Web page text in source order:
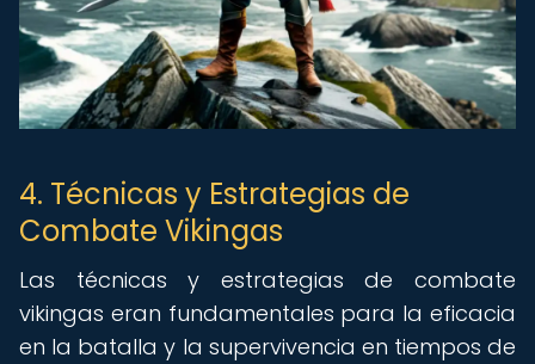
4. Técnicas y Estrategias de
Combate Vikingas
Las técnicas y estrategias de combate
vikingas eran fundamentales para la eficacia
en la batalla y la supervivencia en tiempos de